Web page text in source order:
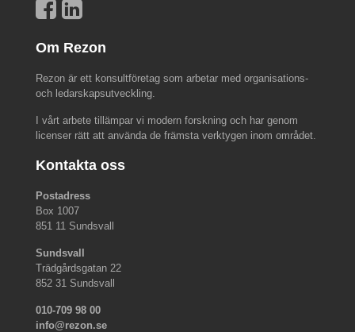
Om Rezon
Rezon är ett konsultföretag som arbetar med organisations-
och ledarskapsutveckling.
I vårt arbete tillämpar vi modern forskning och har genom
licenser rätt att använda de främsta verktygen inom området.
Kontakta oss
Postadress
Box 1007
851 11 Sundsvall
Sundsvall
Trädgårdsgatan 22
852 31 Sundsvall
010-709 98 00
info@rezon.se